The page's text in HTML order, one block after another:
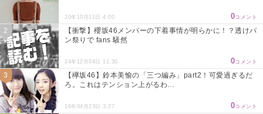
20年10月11日 4:00 0コメント
【衝撃】櫻坂46メンバーの下着事情が明らかに！？透けパ
ン祭りで fans 騒然
24年12月04日 11:30 0コメント
【欅坂46】鈴本美愉の「三つ編み」part2！可愛過ぎるだ
ろ。これはテンション上がるわ…
16年04月23日 3:27 0コメント